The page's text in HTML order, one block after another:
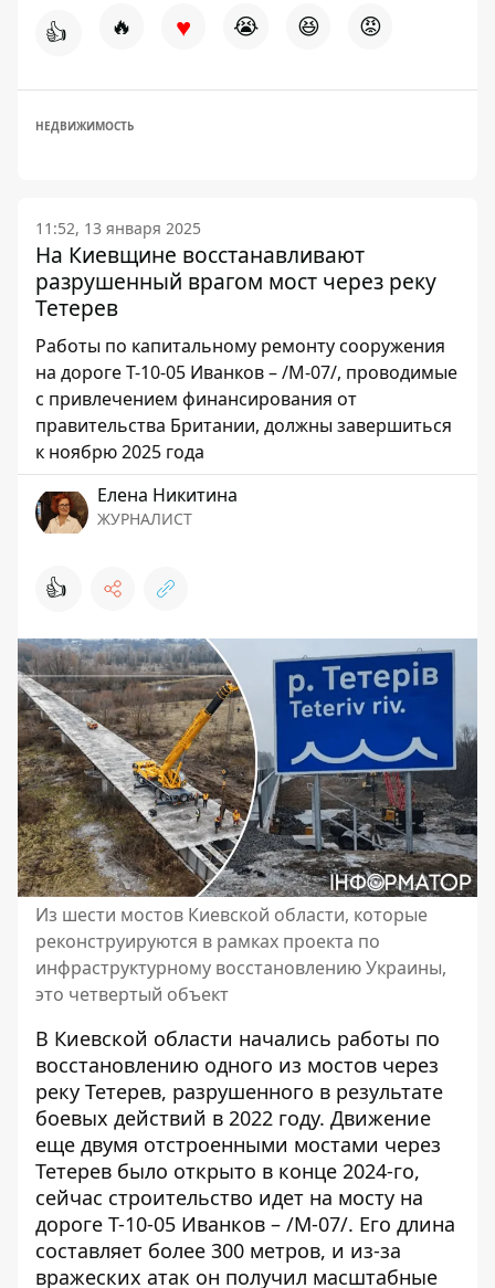
👍 🔥 ♥ 😭 😆 😡
НЕДВИЖИМОСТЬ
11:52, 13 января 2025
На Киевщине восстанавливают
разрушенный врагом мост через реку
Тетерев
Работы по капитальному ремонту сооружения
на дороге Т-10-05 Иванков – /М-07/, проводимые
с привлечением финансирования от
правительства Британии, должны завершиться
к ноябрю 2025 года
Елена Никитина
ЖУРНАЛИСТ
👍
Из шести мостов Киевской области, которые
реконструируются в рамках проекта по
инфраструктурному восстановлению Украины,
это четвертый объект
В Киевской области начались работы по
восстановлению одного из мостов через
реку Тетерев, разрушенного в результате
боевых действий в 2022 году. Движение
еще двумя отстроенными мостами через
Тетерев было открыто в конце 2024-го,
сейчас строительство идет на мосту на
дороге Т-10-05 Иванков – /М-07/. Его длина
составляет более 300 метров, и из-за
вражеских атак он получил масштабные